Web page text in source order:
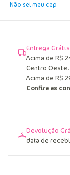
Não sei meu cep
Entrega
Acima de R$
Centro Oeste.
Acima de R$
Confira as
Devolução
data de